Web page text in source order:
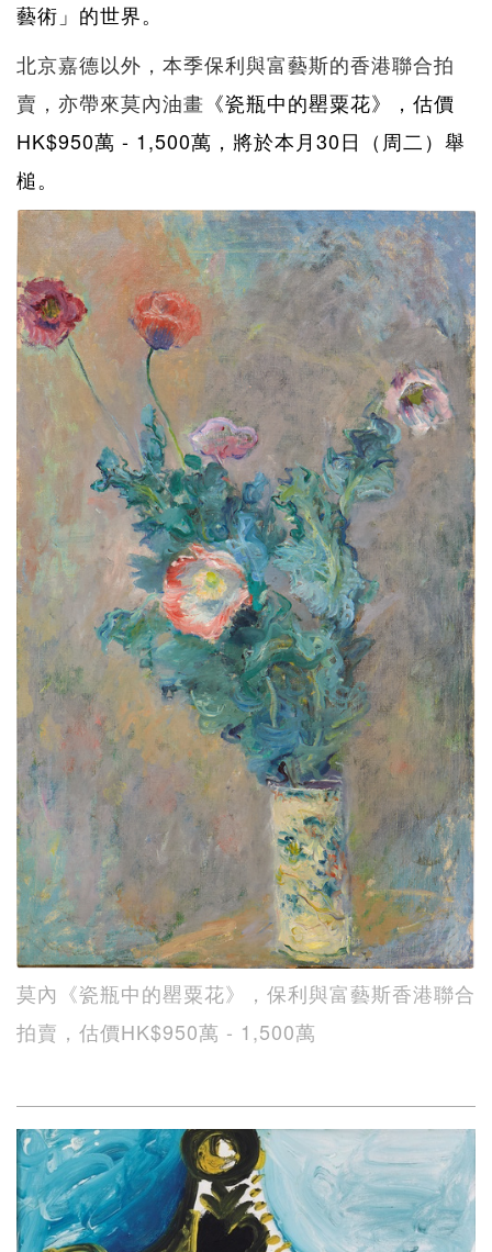
藝術」的世界。
北京嘉德以外，本季保利與富藝斯的香港聯合拍
賣，亦帶來莫內油畫 《瓷瓶中的罌粟花》，估價
HK$950萬 - 1,500萬，將於本月30日（周二）舉
槌。
莫內《瓷瓶中的罌粟花》，保利與富藝斯香港聯合
拍賣，估價HK$950萬 - 1,500萬